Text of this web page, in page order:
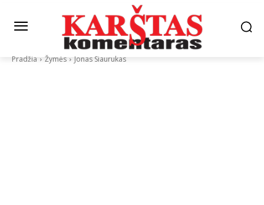
Pradžia Žymės Jonas Siaurukas